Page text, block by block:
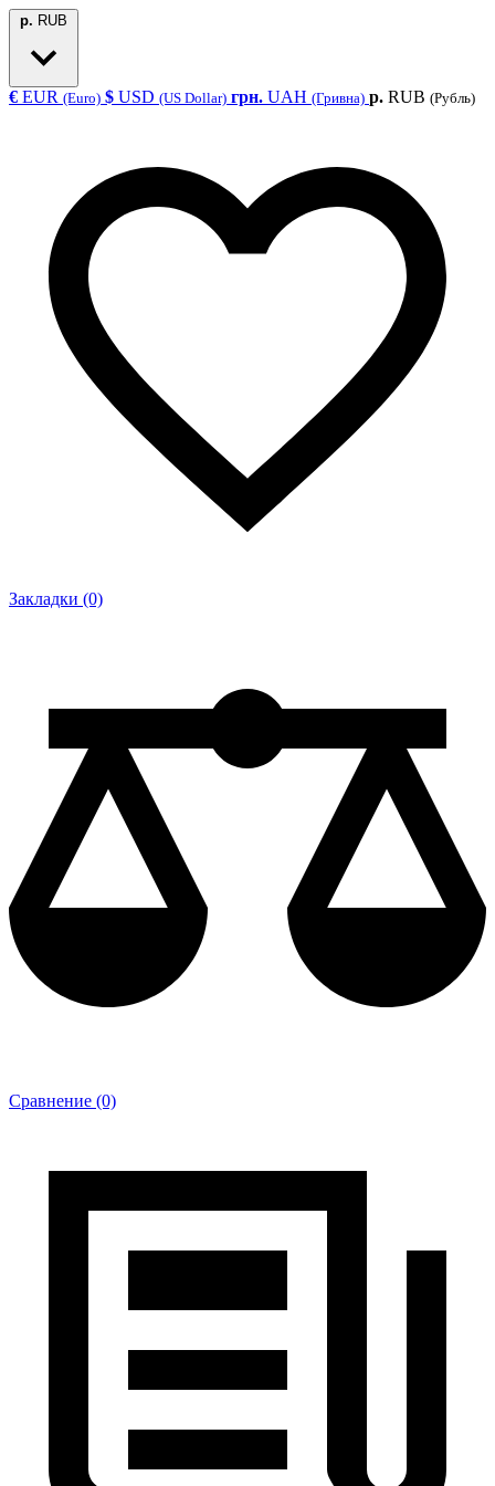
р. RUB
€ EUR (Euro) $ USD (US Dollar) грн. UAH (Гривна) р. RUB (Рубль)
Закладки (0)
Сравнение (0)